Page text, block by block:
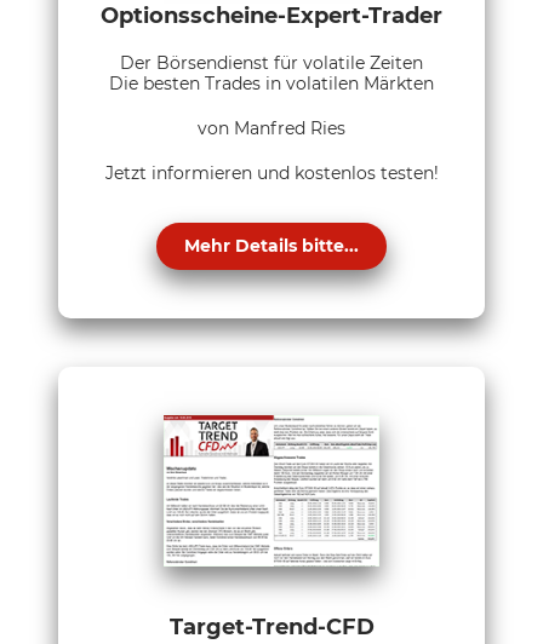
Optionsscheine-Expert-Trader
Der Börsendienst für volatile Zeiten
Die besten Trades in volatilen Märkten
von Manfred Ries
Jetzt informieren und kostenlos testen!
Mehr Details bitte...
Target-Trend-CFD